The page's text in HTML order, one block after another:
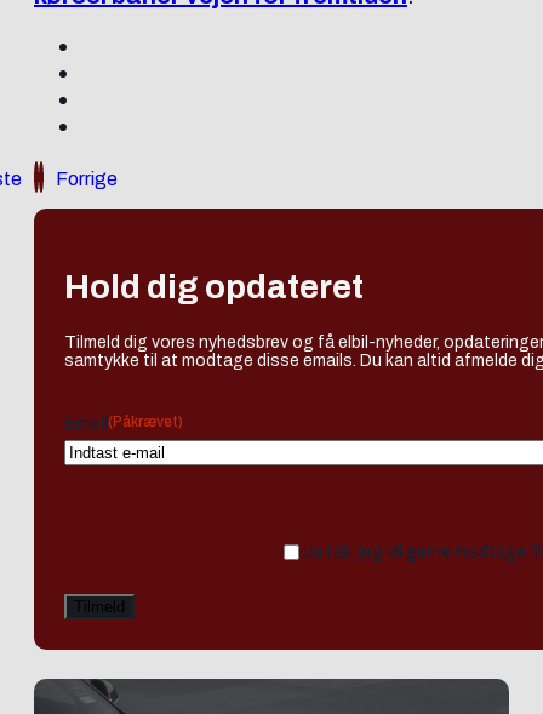
Forrige
Hold dig opdateret
Tilmeld dig vores nyhedsbrev og få elbil-nyheder,
samtykke til at modtage disse emails. Du kan altid afmelde
Email (Påkrævet)
Ja tak, jeg vil gerne modtage